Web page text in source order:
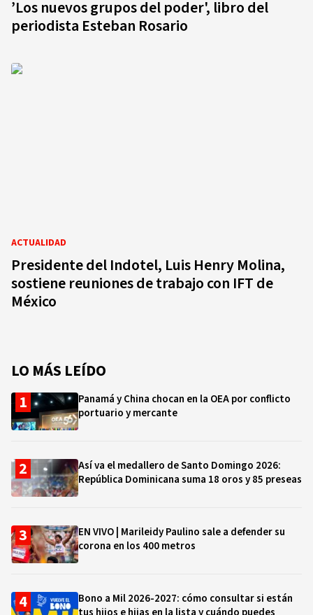
’Los nuevos grupos del poder', libro del
periodista Esteban Rosario
ACTUALIDAD
Presidente del Indotel, Luis Henry Molina,
sostiene reuniones de trabajo con IFT de
México
LO MÁS LEÍDO
Panamá y China chocan en la OEA por conflicto
portuario y mercante
Así va el medallero de Santo Domingo 2026:
República Dominicana suma 18 oros y 85 preseas
EN VIVO | Marileidy Paulino sale a defender su
corona en los 400 metros
Bono a Mil 2026-2027: cómo consultar si están